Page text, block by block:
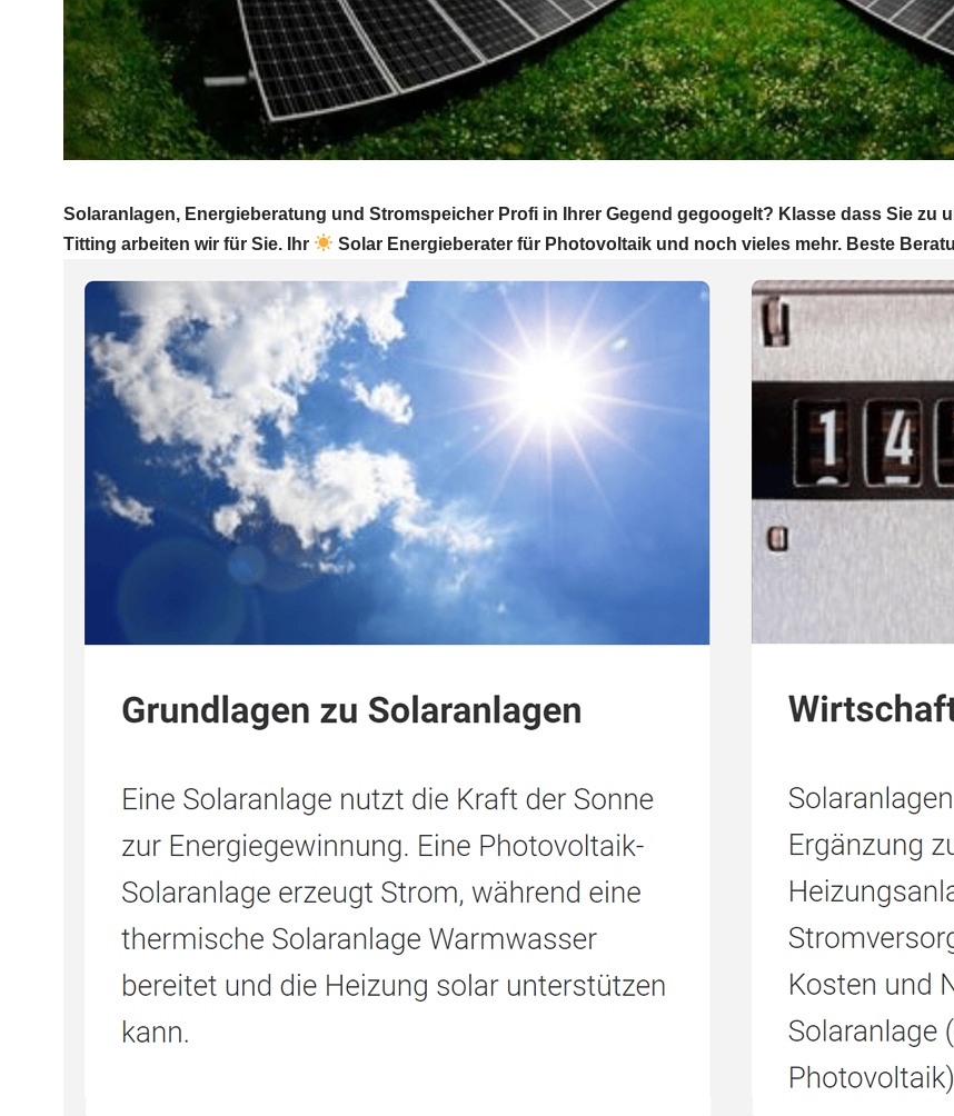
Solaranlagen, Energieberatung und Stromspeicher Profi in Ihrer Gegend gegoogelt? Klasse dass Sie zu
Titting arbeiten wir für Sie. Ihr
Solar Energieberater für Photovoltaik und noch vieles mehr. Beste